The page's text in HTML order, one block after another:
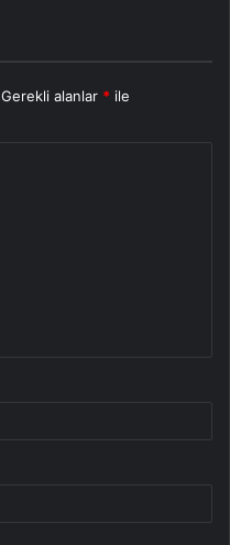
Gerekli alanlar * ile